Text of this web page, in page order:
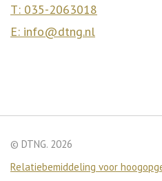
T: 035-2063018
E: info@dtng.nl
© DTNG. 2026
Relatiebemiddeling voor